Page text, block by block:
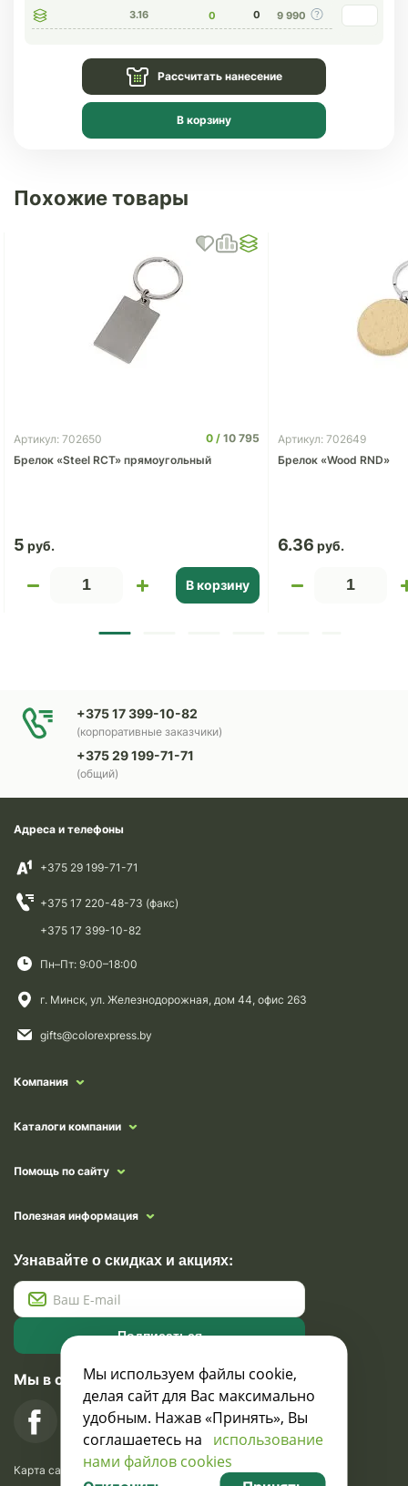
3.16 0 0 9 990
Рассчитать нанесение
В корзину
Похожие товары
Артикул: 702650 0
10 795
Брелок «Steel RCT» прямоугольный
5
В корзину
Артикул: 702649
Брелок «Wood RND»
6.36
+375 17 399-10-82
(корпоративные заказчики)
+375 29 199-71-71
(общий)
Адреса и телефоны
+375 29 199-71-71
+375 17 220-48-73 (факс)
+375 17 399-10-82
Пн–Пт: 9:00–18:00
г. Минск, ул. Железнодорожная, дом 44, офис 263
gifts@colorexpress.by
Компания
Каталоги компании
Помощь по сайту
Полезная информация
Узнавайте о скидках и акциях:
Подписаться
Мы в социальных сетях
Карта сайта
Мы используем файлы cookie,
делая сайт для Вас максимально
удобным. Нажав «Принять», Вы
соглашаетесь на использование
нами файлов cookies